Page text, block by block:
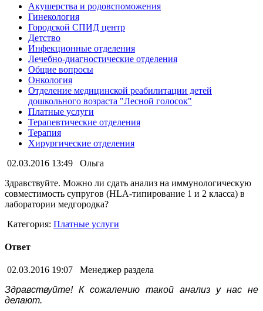
Акушерства и родовспоможения
Гинекология
Городской СПИД центр
Детство
Инфекционные отделения
Лечебно-диагностические отделения
Общие вопросы
Онкология
Отделение медицинской реабилитации детей
дошкольного возраста "Лесной голосок"
Платные услуги
Терапевтические отделения
Терапия
Хирургические отделения
02.03.2016 13:49
Ольга
Здравствуйте. Можно ли сдать анализ на иммунологическую
совместимость супругов (HLA-типирование 1 и 2 класса) в
лаборатории медгородка?
Категория: Платные услуги
Ответ
02.03.2016 19:07
Менеджер раздела
Здравствуйте! К сожалению такой анализ у нас не
делают.